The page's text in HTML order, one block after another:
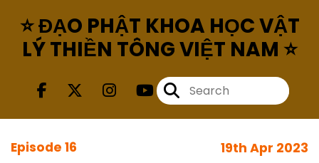
⭐ ĐẠO PHẬT KHOA HỌC VẬT
LÝ THIỀN TÔNG VIỆT NAM ⭐
Episode 16 19th Apr 2023